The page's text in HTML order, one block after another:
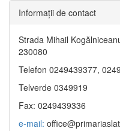
Informaţii de contact
Strada Mihail
230080
Telefon 0249439377,
Telverde 0349919
Fax: 0249439336
e-mail: